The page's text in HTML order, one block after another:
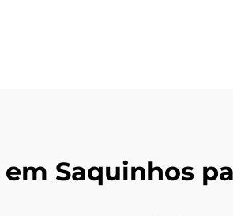
Saquinhos